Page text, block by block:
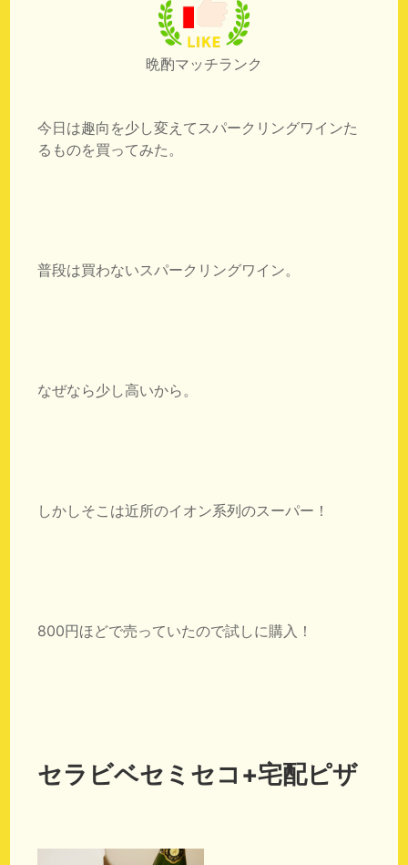
晩酌マッチランク
今日は趣向を少し変えてスパークリングワインた
るものを買ってみた。
普段は買わないスパークリングワイン。
なぜなら少し高いから。
しかしそこは近所のイオン系列のスーパー！
800円ほどで売っていたので試しに購入！
セラビベセミセコ+宅配ピザ